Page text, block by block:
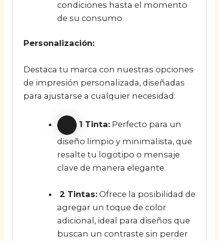
condiciones hasta el momento
de su consumo.
Personalización:
Destaca tu marca con nuestras opciones
de impresión personalizada, diseñadas
para ajustarse a cualquier necesidad:
1 Tinta:Perfecto para un
diseño limpio y minimalista, que
resalte tu logotipo o mensaje
clave de manera elegante.
2 Tintas:Ofrece la posibilidad de
agregar un toque de color
adicional, ideal para diseños que
buscan un contraste sin perder